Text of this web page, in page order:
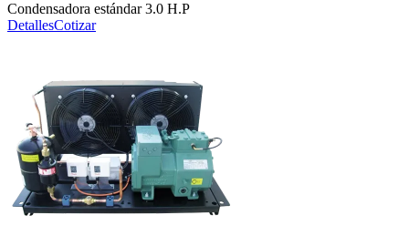
Condensadora estándar 3.0 H.P
DetallesCotizar